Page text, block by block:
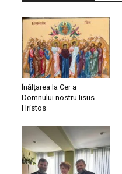
Înălțarea la Cer a
Domnului nostru Iisus
Hristos